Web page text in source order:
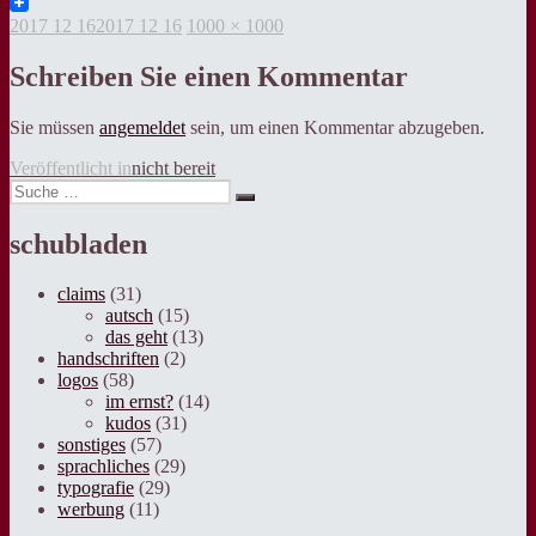
Veröffentlicht
2017 12 162017 12 16 Volle
1000 × 1000
Schreiben Sie einen Kommentar
Sie müssen angemeldet sein, um einen Kommentar abzugeben.
Beitragsnavigation
Veröffentlicht innicht bereit
Suche
nach:
Suche
schubladen
claims (31)
autsch (15)
das geht(13)
handschriften (2)
logos (58)
im ernst? (14)
kudos (31)
sonstiges (57)
sprachliches (29)
typografie (29)
werbung (11)